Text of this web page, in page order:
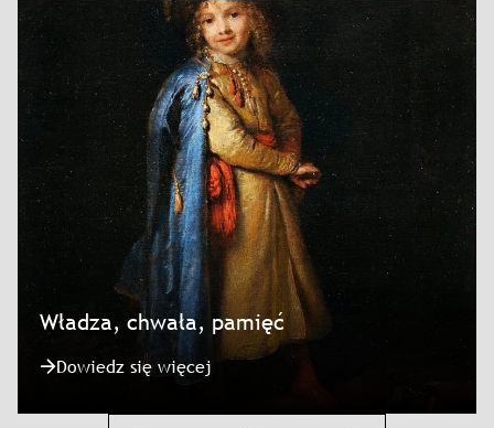
Władza, chwała, pamięć
Dowiedz się więcej